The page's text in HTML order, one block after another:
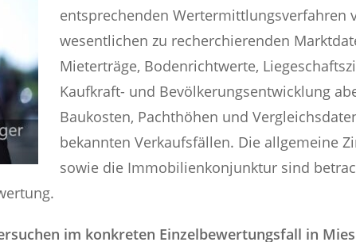
entsprechenden Wertermittlungsverfahren
wesentlichen zu recherchierenden
Mieterträge, Bodenrichtwerte,
Kaufkraft- und Bevölkerungsentwicklung
Baukosten, Pachthöhen und
bekannten Verkaufsfällen. Die allgemeine
sowie die Immobilienkonjunktur sind
im konkreten Einzelbewertungsfall in